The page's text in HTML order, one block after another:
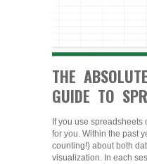
THE
GUIDE TO
If you use spreadsheets
for you. Within the past
counting!) about both
visualization. In each